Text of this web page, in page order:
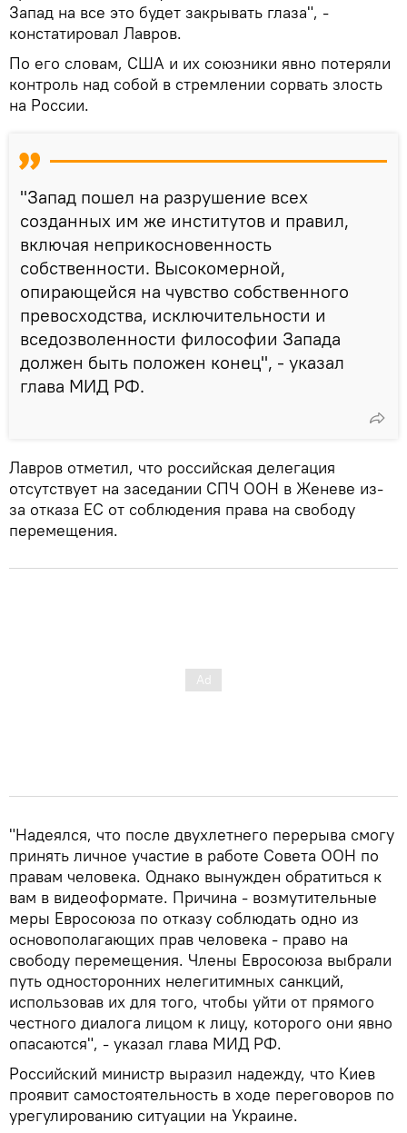
Запад на все это будет закрывать глаза", -
констатировал Лавров.
По его словам, США и их союзники явно потеряли
контроль над собой в стремлении сорвать злость
на России.
"Запад пошел на разрушение всех
созданных им же институтов и правил,
включая неприкосновенность
собственности. Высокомерной,
опирающейся на чувство собственного
превосходства, исключительности и
вседозволенности философии Запада
должен быть положен конец", - указал
глава МИД РФ.
Лавров отметил, что российская делегация
отсутствует на заседании СПЧ ООН в Женеве из-
за отказа ЕС от соблюдения права на свободу
перемещения.
"Надеялся, что после двухлетнего перерыва смогу
принять личное участие в работе Совета ООН по
правам человека. Однако вынужден обратиться к
вам в видеоформате. Причина - возмутительные
меры Евросоюза по отказу соблюдать одно из
основополагающих прав человека - право на
свободу перемещения. Члены Евросоюза выбрали
путь односторонних нелегитимных санкций,
использовав их для того, чтобы уйти от прямого
честного диалога лицом к лицу, которого они явно
опасаются", - указал глава МИД РФ.
Российский министр выразил надежду, что Киев
проявит самостоятельность в ходе переговоров по
урегулированию ситуации на Украине.